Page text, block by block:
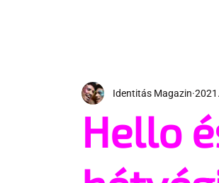
Hello
Identitás Magazin